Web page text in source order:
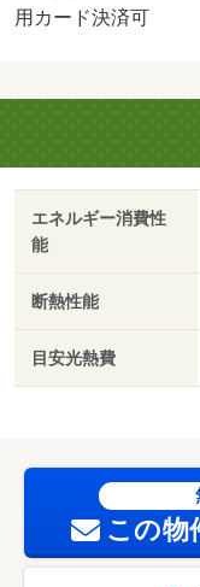
店予約をお急ぎのお
場：有（５，５００
用 77000円/ＩＣロ
用カード決済可
エネルギー消費性
能
断熱性能
目安光熱費
この物